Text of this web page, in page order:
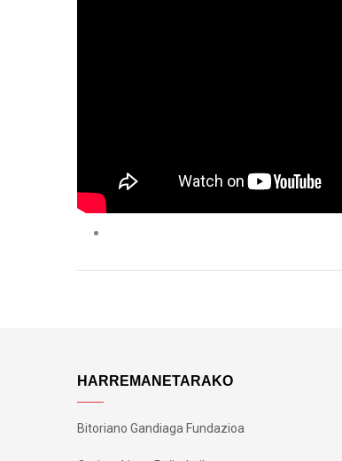
HARREMANETARAKO
Bitoriano Gandiaga Fundazioa